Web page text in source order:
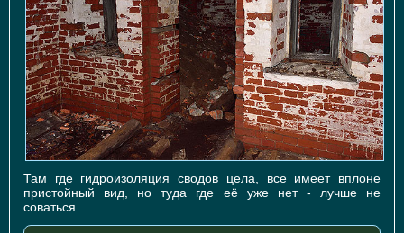
Там где гидроизоляция сводов цела, все имеет вплоне
пристойный вид, но туда где её уже нет - лучше не
соваться.